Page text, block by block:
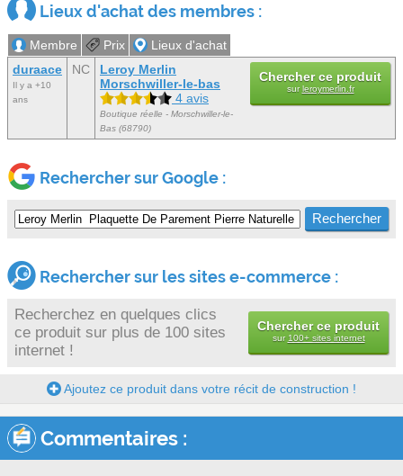
Lieux d'achat des membres :
Membre Prix
Lieux d'achat
duraace
Il y a +10
ans
NC
Leroy Merlin
Morschwiller-le-bas
4 avis
Boutique réelle - Morschwiller-le-
Bas (68790)
Chercher ce produit
surleroymerlin.fr
Rechercher sur Google :
Rechercher sur les sites e-commerce :
Recherchez en quelques clics
ce produit sur plus de 100 sites
internet !
Chercher ce produit
sur 100+ sites internet
Ajoutez ce produit dans votre récit de construction !
Commentaires :